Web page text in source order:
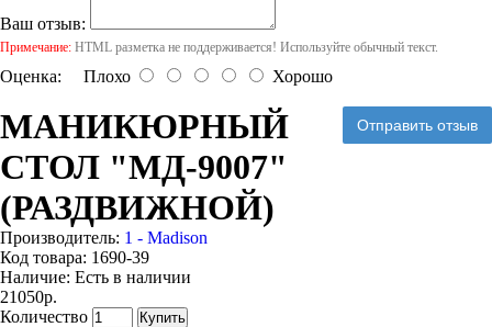
Ваш отзыв:
Примечание: HTML разметка не поддерживается! Используйте обычный текст.
Оценка: Плохо Хорошо
Отправить отзыв
МАНИКЮРНЫЙ
СТОЛ "МД-9007"
(РАЗДВИЖНОЙ)
Производитель: 1 - Madison
Код товара: 1690-39
Наличие: Есть в наличии
21050р.
Количество
Купить